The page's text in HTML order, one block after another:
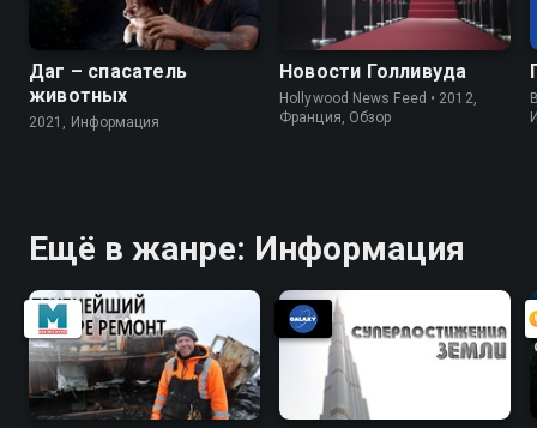
Даг – спасатель
животных
2021, Информация
Новости Голливуда
Hollywood News Feed • 2012,
Франция, Обзор
Ещё в жанре: Информация